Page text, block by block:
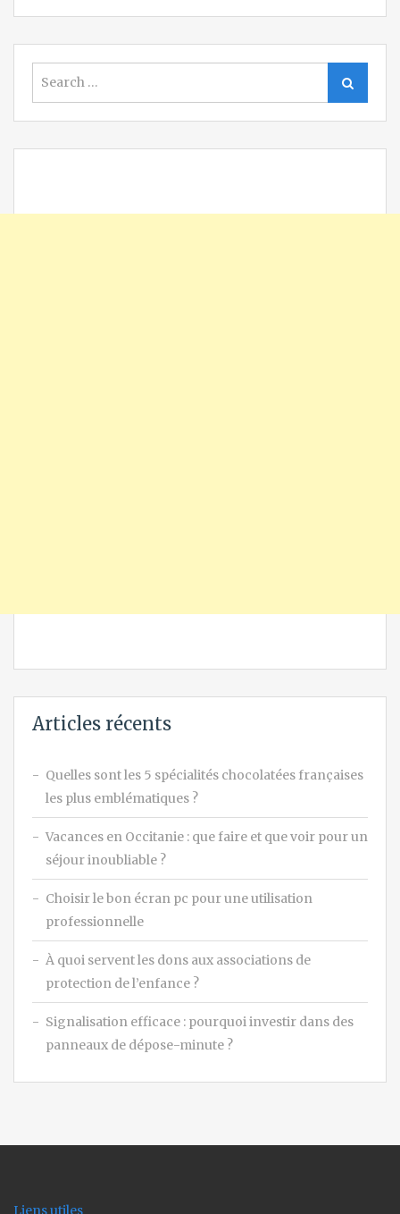
for:
Search
Articles récents
Quelles sont les 5 spécialités chocolatées françaises
les plus emblématiques ?
Vacances en Occitanie : que faire et que voir pour un
séjour inoubliable ?
Choisir le bon écran pc pour une utilisation
professionnelle
À quoi servent les dons aux associations de
protection de l’enfance ?
Signalisation efficace : pourquoi investir dans des
panneaux de dépose-minute ?
Liens utiles